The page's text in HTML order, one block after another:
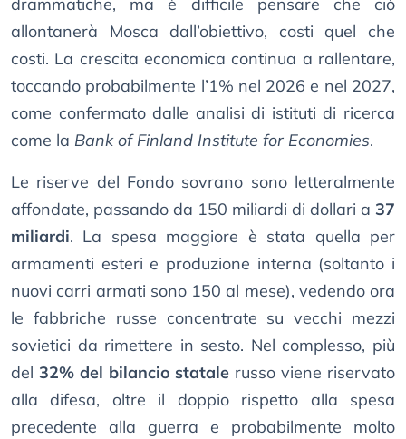
drammatiche, ma è difficile pensare che ciò
allontanerà Mosca dall’obiettivo, costi quel che
costi. La crescita economica continua a rallentare,
toccando probabilmente l’1% nel 2026 e nel 2027,
come confermato dalle analisi di istituti di ricerca
come la Bank of Finland Institute for Economies.
Le riserve del Fondo sovrano sono letteralmente
affondate, passando da 150 miliardi di dollari a 37
miliardi. La spesa maggiore è stata quella per
armamenti esteri e produzione interna (soltanto i
nuovi carri armati sono 150 al mese), vedendo ora
le fabbriche russe concentrate su vecchi mezzi
sovietici da rimettere in sesto. Nel complesso, più
del 32% del bilancio statale russo viene riservato
alla difesa, oltre il doppio rispetto alla spesa
precedente alla guerra e probabilmente molto